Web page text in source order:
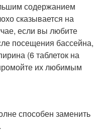
содержанием
сказывается на
если вы любите
посещения бассейна,
(6 таблеток на
их любимым
способен заменить